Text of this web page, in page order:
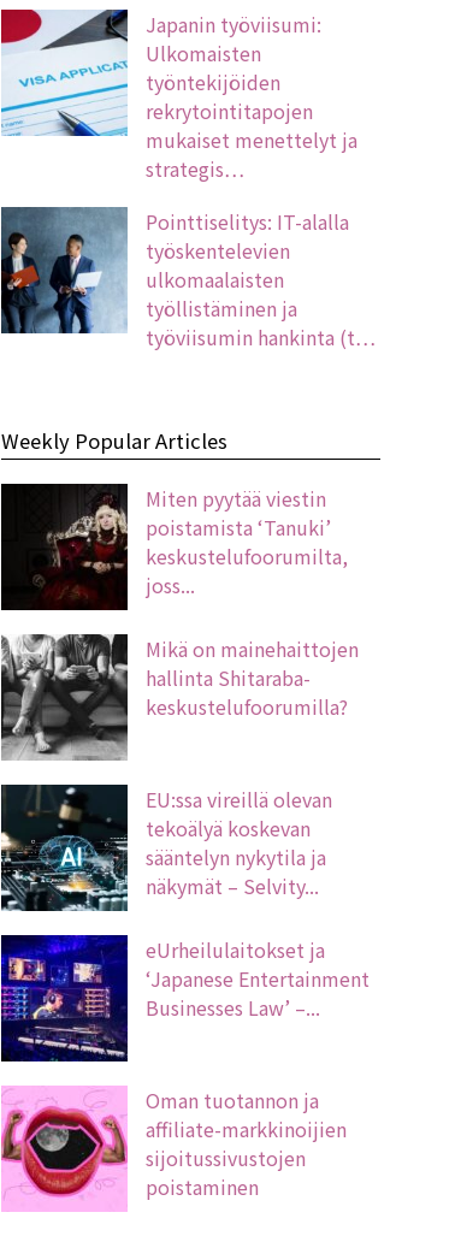
Japanin työviisumi:
Ulkomaisten
työntekijöiden
rekrytointitapojen
mukaiset menettelyt ja
strategis…
Pointtiselitys: IT-alalla
työskentelevien
ulkomaalaisten
työllistäminen ja
työviisumin hankinta (t…
Weekly Popular Articles
Miten pyytää viestin
poistamista ‘Tanuki’
keskustelufoorumilta,
joss...
Mikä on mainehaittojen
hallinta Shitaraba-
keskustelufoorumilla?
EU:ssa vireillä olevan
tekoälyä koskevan
sääntelyn nykytila ja
näkymät – Selvity...
eUrheilulaitokset ja
‘Japanese Entertainment
Businesses Law’ –...
Oman tuotannon ja
affiliate-markkinoijien
sijoitussivustojen
poistaminen